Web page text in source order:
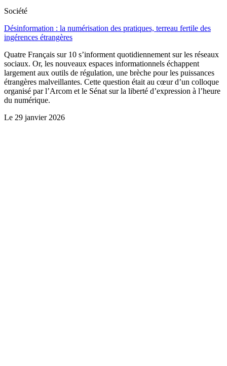
Société
Désinformation : la numérisation des pratiques, terreau fertile des
ingérences étrangères
Quatre Français sur 10 s’informent quotidiennement sur les réseaux
sociaux. Or, les nouveaux espaces informationnels échappent
largement aux outils de régulation, une brèche pour les puissances
étrangères malveillantes. Cette question était au cœur d’un colloque
organisé par l’Arcom et le Sénat sur la liberté d’expression à l’heure
du numérique.
Le 29 janvier 2026